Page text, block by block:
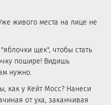
живого места на лице не
щек", чтобы стать
пошире! Видишь
нужно.
как у Кейт Мосс? Нанеси
от уха, заканчивая